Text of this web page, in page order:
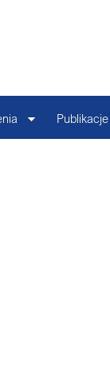
Publikacje